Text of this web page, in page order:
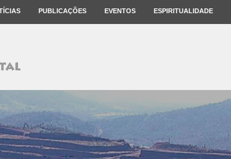
PUBLICAÇÕES EVENTOS ESPIRITUALIDADE